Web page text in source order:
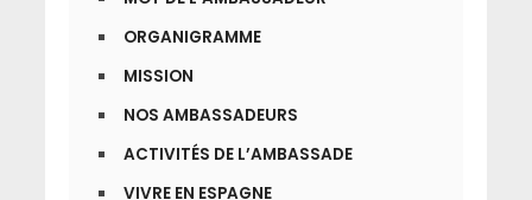
ORGANIGRAMME
MISSION
NOS AMBASSADEURS
ACTIVITÉS DE L’AMBASSADE
VIVRE EN ESPAGNE